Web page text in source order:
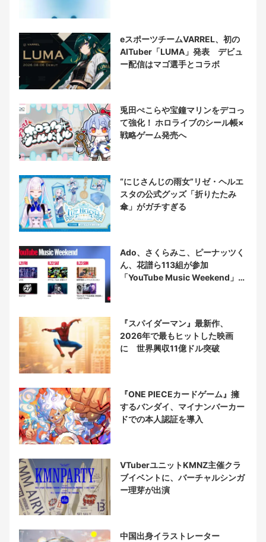
eスポーツチームVARREL、初の
AITuber「LUMA」発表 デビュ
ー配信はマゴ選手とコラボ
兎田ぺこらや宝鐘マリンをデコっ
て強化！ ホロライブのシール帳×
戦略ゲーム発売へ
“にじさんじの雨女”リゼ・ヘルエ
スタの公式グッズ「折りたたみ
傘」がガチすぎる
Ado、さくらみこ、ピーナッツく
ん、花譜ら113組が参加
「YouTube Music Weekend」開
『スパイダーマン』最新作、
2026年で最もヒットした映画
に 世界興収11億ドル突破
『ONE PIECEカードゲーム』擁
するバンダイ、マイナンバーカー
ドでの本人認証を導入
VTuberユニットKMNZ主催クラ
ブイベントに、バーチャルシンガ
ー理芽が出演
中国出身イラストレーター